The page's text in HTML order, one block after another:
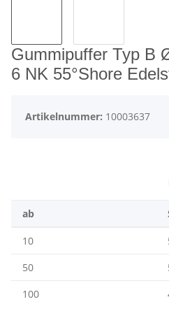
Gummipuffer Typ B
6 NK 55°Shore
Artikelnummer: 10003637
ab
10
50
100